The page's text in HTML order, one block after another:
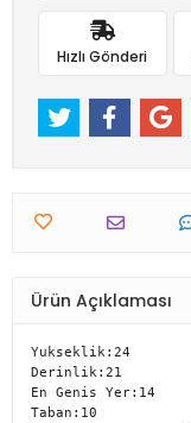
Hızlı Gönderi
Ürün Açıklaması
Yukseklik:24
Derinlik:21
En Genis Yer:14
Taban:10